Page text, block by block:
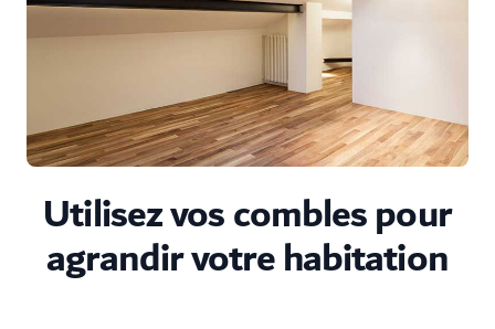
Utilisez vos combles pour
agrandir votre habitation